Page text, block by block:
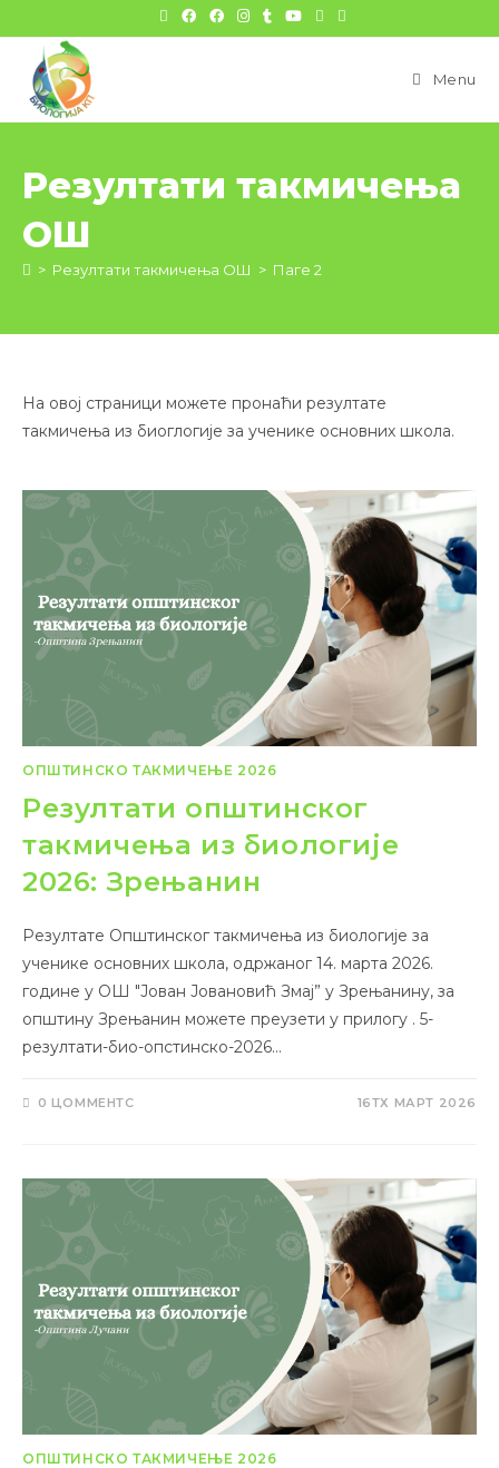
Menu
Резултати такмичења
ОШ
> Резултати такмичења ОШ > Паге 2
На овој страници можете пронаћи резултате
такмичења из биоглогије за ученике основних школа.
ОПШТИНСКО ТАКМИЧЕЊЕ 2026
Резултати општинског
такмичења из биологије
2026: Зрењанин
Резултате Општинског такмичења из биологије за
ученике основних школа, одржаног 14. марта 2026.
године у ОШ "Јован Јовановић Змај” у Зрењанину, за
општину Зрењанин можете преузети у прилогу . 5-
резултати-био-опстинско-2026…
0 ЦОММЕНТС 16ТХ МАРТ 2026
ОПШТИНСКО ТАКМИЧЕЊЕ 2026